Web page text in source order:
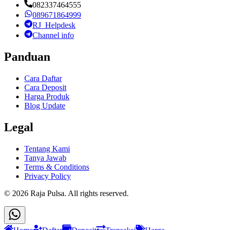
082337464555
089671864999
RJ_Helpdesk
Channel info
Panduan
Cara Daftar
Cara Deposit
Harga Produk
Blog Update
Legal
Tentang Kami
Tanya Jawab
Terms & Conditions
Privacy Policy
© 2026 Raja Pulsa. All rights reserved.